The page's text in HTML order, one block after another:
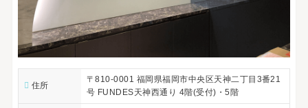
住所
〒810-0001 福岡県福岡市中央区天神二丁目3番21
号 FUNDES天神西通り 4階(受付)・5階